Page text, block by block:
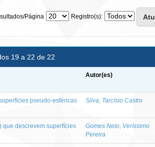
Página Registro(s):
19 a 22 de 22
Autor(es)
pseudo-esféricas Silva, Tarcísio Castro
que descrevem superfícies
Gomes Neto, Veríssimo
Pereira